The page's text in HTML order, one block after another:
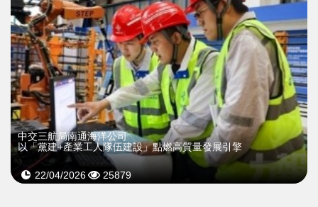
中交三航局南通海洋公司
以「黨建+產業工人隊伍建設」點燃高質量發展引擎
22/04/2026 25879